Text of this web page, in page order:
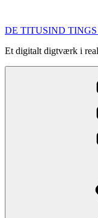
indhold
DE TITUSIND
Et digitalt digtværk i